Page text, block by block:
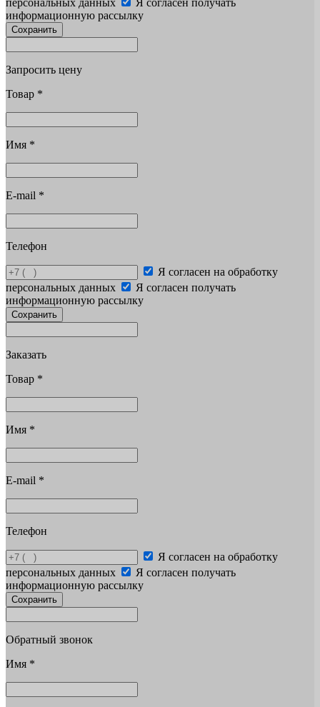
информационную рассылку
Сохранить
Запросить цену
Товар *
Имя *
E-mail *
Телефон
Я согласен на обработку
персональных данных
Я согласен получать
информационную рассылку
Сохранить
Заказать
Товар *
Имя *
E-mail *
Телефон
Я согласен на обработку
персональных данных
Я согласен получать
информационную рассылку
Сохранить
Обратный звонок
Имя *